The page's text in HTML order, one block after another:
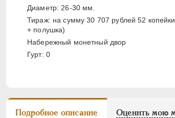
Диаметр: 26-30 мм.
Тираж: на сумму 30 707 рублей 52
+ полушка)
Набережный монетный двор
Гурт: 0
Подробное описание Оценить мою